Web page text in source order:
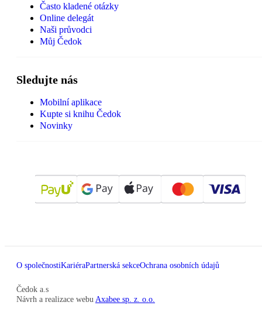
Často kladené otázky
Online delegát
Naši průvodci
Můj Čedok
Sledujte nás
Mobilní aplikace
Kupte si knihu Čedok
Novinky
O společnostiKariéraPartnerská sekceOchrana osobních údajů
Čedok a.s
Návrh a realizace webu Axabee sp. z. o.o.